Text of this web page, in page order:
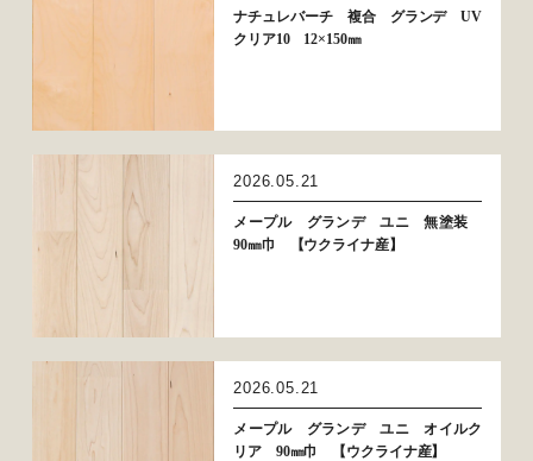
ナチュレバーチ 複合 グランデ UV
クリア10 12×150㎜
2026.05.21
メープル グランデ ユニ 無塗装
90㎜巾 【ウクライナ産】
2026.05.21
メープル グランデ ユニ オイルク
リア 90㎜巾 【ウクライナ産】